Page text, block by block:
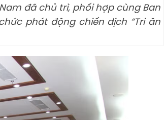
đã chủ trì, phối hợp cùng Ban
phát động chiến dịch “Tri ân